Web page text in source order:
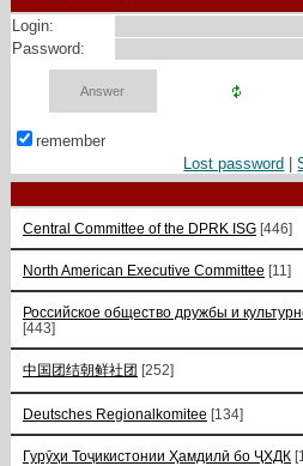
Login:
Password:
remember
Lost password |
Central Committee of the DPRK ISG [446]
North American Executive Committee [11]
Российское общество дружбы и
[443]
中国团结朝鲜社团 [252]
Deutsches Regionalkomitee [134]
Гурӯҳи Тоҷикистонии Ҳамдилӣ бо ҶХДК